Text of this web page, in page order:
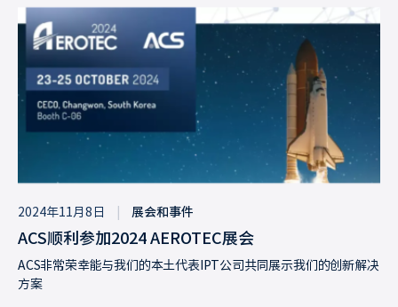
2024年11月8日 展会和事件
ACS顺利参加2024 AEROTEC展会
ACS非常荣幸能与我们的本土代表IPT公司共同展示我们的创新解决
方案